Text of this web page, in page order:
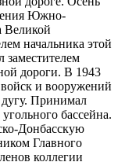
Южно-
Великой
начальника этой
заместителем
дороги. В 1943
войск и вооружений
Принимал
бассейна.
Донбасскую
Главного
коллегии